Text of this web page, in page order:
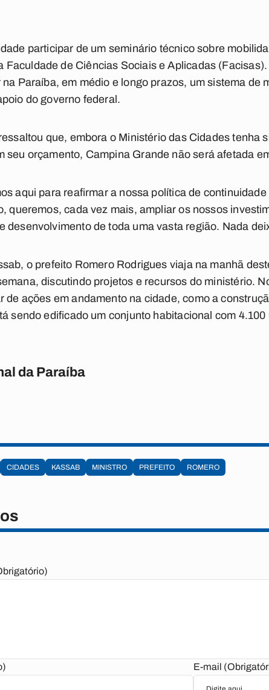
participar de um seminário técnico sobre
Faculdade de Ciências Sociais e Aplicadas
Paraíba, em médio e longo prazos, um sistema de
do governo federal.
que, embora o Ministério das Cidades tenha
seu orçamento, Campina Grande não será afetada
aqui para reafirmar a nossa política de
queremos, cada vez mais, ampliar os nossos
desenvolvimento de toda uma vasta região. Nada
o prefeito Romero Rodrigues viaja na manhã
discutindo projetos e recursos do ministério.
de ações em andamento na cidade, como a
sendo edificado um conjunto habitacional com 4.100
da Paraíba
CIDADES KASSAB MINISTRO PREFEITO ROMERO
E-mail